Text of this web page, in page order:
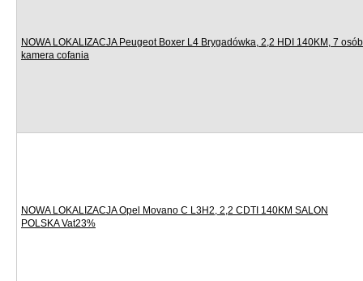
NOWA LOKALIZACJA Peugeot Boxer L4 Brygadówka, 2,2 HDI 140KM, 7
kamera cofania
NOWA LOKALIZACJA Opel Movano C L3H2, 2,2 CDTI 140KM SALON
POLSKA Vat23%